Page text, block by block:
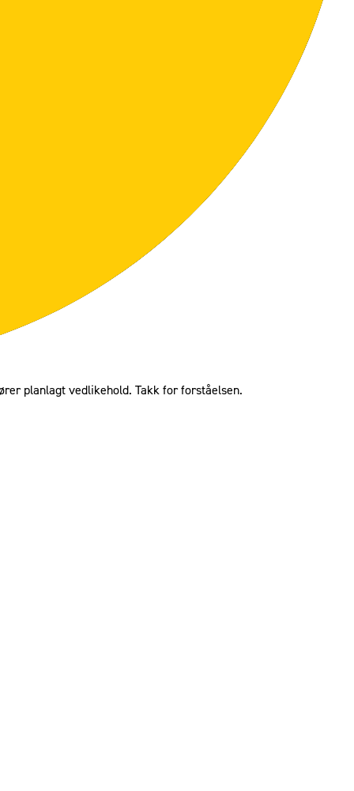
planlagt vedlikehold. Takk for forståelsen.